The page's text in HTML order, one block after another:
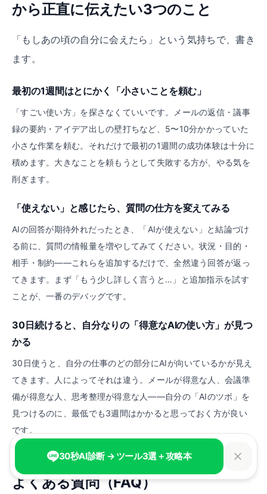
から正直に伝えたい3つのこと
「もしあの頃の自分に会えたら」という気持ちで、書き
ます。
最初の1週間はとにかく「小さいことを頼む」
「すごい使い方」を探さなくていいです。メールの返信・議事
録の要約・アイデア出しの壁打ちなど、5〜10分かかっていた
小さな作業を頼む。それだけで最初の1週間の成功体験は十分に
積めます。大きなことを頼もうとして失敗する方が、やる気を
削ぎます。
「使えない」と感じたら、質問の仕方を変えてみる
AIの回答が期待外れだったとき、「AIが使えない」と結論づけ
る前に、質問の情報量を増やしてみてください。状況・目的・
相手・制約——これらを追加するだけで、全然違う回答が返っ
てきます。まず「もう少し詳しく言うと…」と追加指示を試す
ことが、一番のデバッグです。
30日続けると、自分なりの「得意なAIの使い方」が見つ
かる
30日使うと、自分の仕事のどの部分にAIが向いているかが見え
てきます。人によってそれは違う。メールが得意な人、会議準
備が得意な人、思考整理が得意な人——自分の「AIのツボ」を
見つけるのに、最低でも3週間はかかると思っておく方が良い
です。
よくある質問（FAQ）
30秒AI診断 → ツール3選＋攻略本